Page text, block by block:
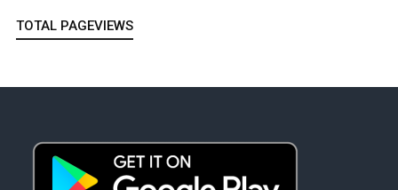
TOTAL PAGEVIEWS